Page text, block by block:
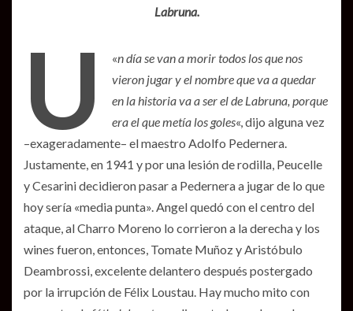
Labruna.
«
U
n día se van a morir todos los que nos
vieron jugar y el nombre que va a quedar
en la historia va a ser el de Labruna, porque
era el que metía los goles«, dijo alguna vez
–exageradamente– el maestro Adolfo Pedernera.
Justamente, en 1941 y por una lesión de rodilla, Peucelle
y Cesarini decidieron pasar a Pedernera a jugar de lo que
hoy sería «media punta». Angel quedó con el centro del
ataque, al Charro Moreno lo corrieron a la derecha y los
wines fueron, entonces, Tomate Muñoz y Aristóbulo
Deambrossi, excelente delantero después postergado
por la irrupción de Félix Loustau. Hay mucho mito con